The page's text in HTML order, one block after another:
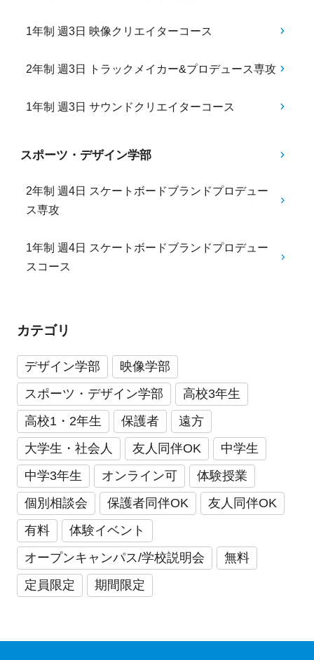
1年制 週3日 映像クリエイターコース
2年制 週3日 トラックメイカー&プロデュース専攻
1年制 週3日 サウンドクリエイターコース
スポーツ・デザイン学部
2年制 週4日 スケートボードブランドプロデュー
ス専攻
1年制 週4日 スケートボードブランドプロデュー
スコース
カテゴリ
デザイン学部
映像学部
スポーツ・デザイン学部
高校3年生
高校1・2年生
保護者
遠方
大学生・社会人
友人同伴OK
中学生
中学3年生
オンライン可
体験授業
個別相談会
保護者同伴OK
友人同伴OK
有料
体験イベント
オープンキャンパス/学校説明会
無料
定員限定
期間限定